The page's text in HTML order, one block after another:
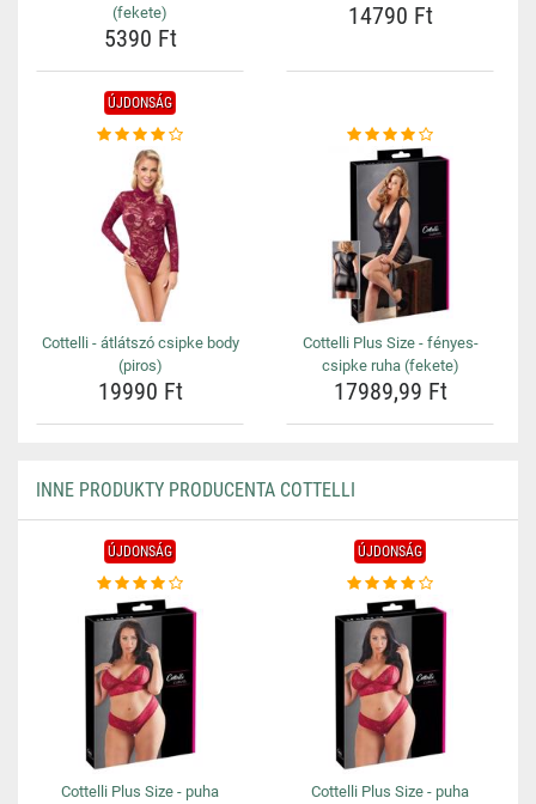
(fekete)
5390 Ft
14790 Ft
ÚJDONSÁG
Cottelli - átlátszó csipke body
(piros)
19990 Ft
Cottelli Plus Size - fényes-
csipke ruha (fekete)
17989,99 Ft
INNE PRODUKTY PRODUCENTA COTTELLI
ÚJDONSÁG
Cottelli Plus Size - puha
ÚJDONSÁG
Cottelli Plus Size - puha